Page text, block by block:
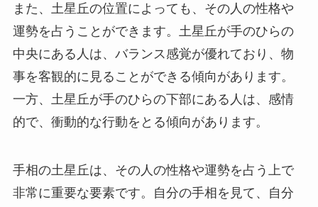
また、土星丘の位置によっても、その人の性格や
運勢を占うことができます。土星丘が手のひらの
中央にある人は、バランス感覚が優れており、物
事を客観的に見ることができる傾向があります。
一方、土星丘が手のひらの下部にある人は、感情
的で、衝動的な行動をとる傾向があります。
手相の土星丘は、その人の性格や運勢を占う上で
非常に重要な要素です。自分の手相を見て、自分